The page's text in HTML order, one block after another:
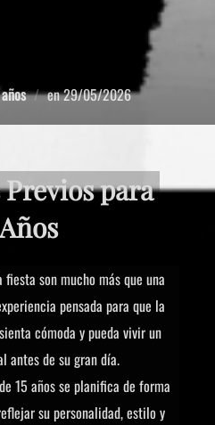
en29/05/2026
para
son mucho más que una
pensada para que la
cómoda y pueda vivir un
antes de su gran día.
15 años se planifica de forma
su personalidad, estilo y